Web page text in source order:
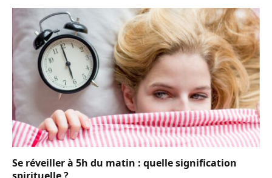
Se réveiller à 5h du matin : quelle signification